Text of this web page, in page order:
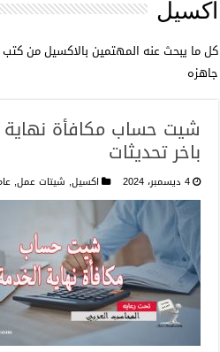
اكسيل
كل ما يبحث عنه المهتمين بالاكسيل من
جاهزه
شيت حساب مكافأة
باخر تحديثات
4 ديسمبر، 2024 اكسيل, شيتات عمل,